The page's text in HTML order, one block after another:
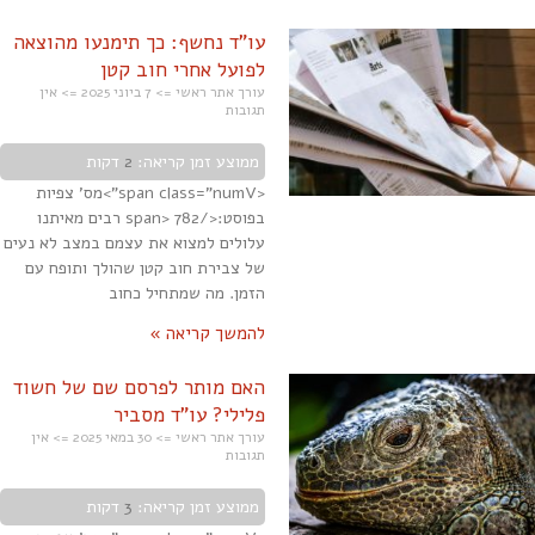
עו"ד נחשף: כך תימנעו מהוצאה
לפועל אחרי חוב קטן
עורך אתר ראשי
אין
תגובות
ממוצע זמן קריאה: 2 דקות
<span class="numV">מס' צפיות
בפוסט:</span> 782 רבים מאיתנו
עלולים למצוא את עצמם במצב לא נעים
של צבירת חוב קטן שהולך ותופח עם
הזמן. מה שמתחיל כחוב
להמשך קריאה »
האם מותר לפרסם שם של חשוד
פלילי? עו"ד מסביר
עורך אתר ראשי 30 במאי 2025
אין
תגובות
ממוצע זמן קריאה: 3 דקות